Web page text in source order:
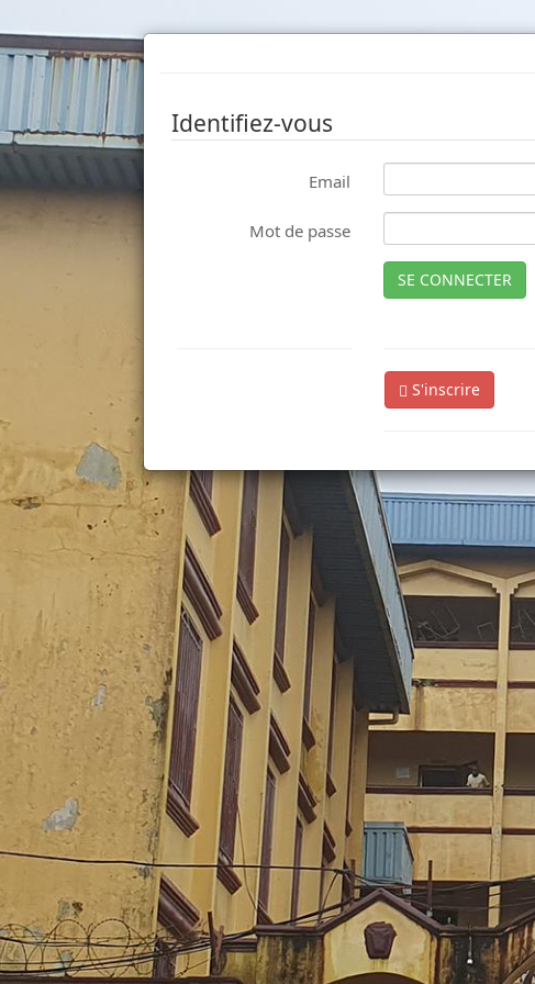
Identifiez-vous
Email
Mot de passe
SE CONNECTER
S'inscrire